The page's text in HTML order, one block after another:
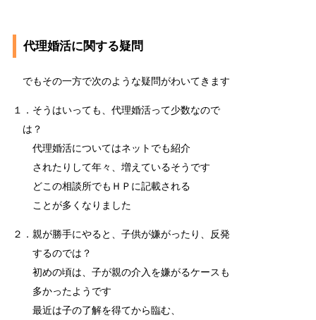
代理婚活に関する疑問
でもその一方で次のような疑問がわいてきます
１．そうはいっても、代理婚活って少数なので
は？
代理婚活についてはネットでも紹介
されたりして年々、増えているそうです
どこの相談所でもＨＰに記載される
ことが多くなりました
２．親が勝手にやると、子供が嫌がったり、反発
するのでは？
初めの頃は、子が親の介入を嫌がるケースも
多かったようです
最近は子の了解を得てから臨む、